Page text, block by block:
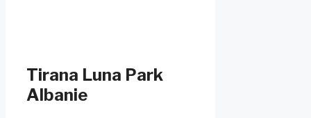
Tirana Luna Park
Albanie